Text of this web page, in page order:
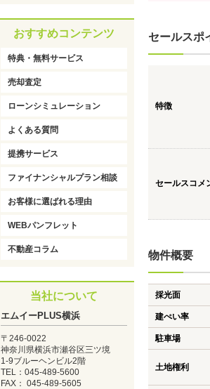
セールスポ
特徴
セールスコメ
物件概要
採光面
建ぺい率
駐車場
土地権利
おすすめコンテンツ
特典・無料サービス
売却査定
ローンシミュレーション
よくある質問
提携サービス
ファイナンシャルプラン相談
お客様に選ばれる理由
WEBパンフレット
不動産コラム
当社について
エムイーPLUS横浜
〒246-0022
神奈川県横浜市瀬谷区三ツ境
1-9ブルーヘンビル2階
TEL：045-489-5600
FAX： 045-489-5605